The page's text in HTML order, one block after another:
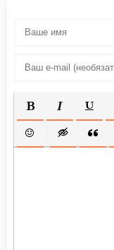
ПОЛУЖИРНЫЙ
КУРСИВ
ВСТАВИТЬВСТАВКА